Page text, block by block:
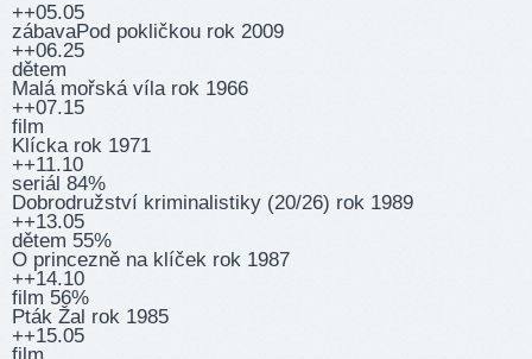
++05.05
zábavaPod pokličkou rok 2009
++06.25
dětem
Malá mořská víla rok 1966
++07.15
film
Klícka rok 1971
++11.10
seriál 84%
Dobrodružství kriminalistiky (20/26) rok 1989
++13.05
dětem 55%
O princezně na klíček rok 1987
++14.10
film 56%
Pták Žal rok 1985
++15.05